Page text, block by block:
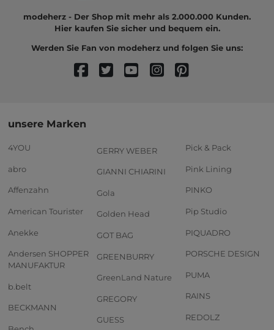
modeherz - Der Shop mit mehr als 2.000.000 Kunden.
Hier kaufen Sie sicher und bequem ein.
Werden Sie Fan von modeherz und folgen Sie uns:
unsere Marken
4YOU
abro
Affenzahn
American Tourister
Anekke
Andersen SHOPPER
MANUFAKTUR
b.belt
BECKMANN
GERRY WEBER
GIANNI CHIARINI
Gola
Golden Head
GOT BAG
GREENBURRY
GreenLand Nature
GREGORY
GUESS
Pick & Pack
Pink Lining
PINKO
Pip Studio
PIQUADRO
PORSCHE DESIGN
PUMA
RAINS
REDOLZ